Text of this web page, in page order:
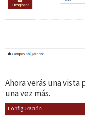
Ahora verás una
una vez más.